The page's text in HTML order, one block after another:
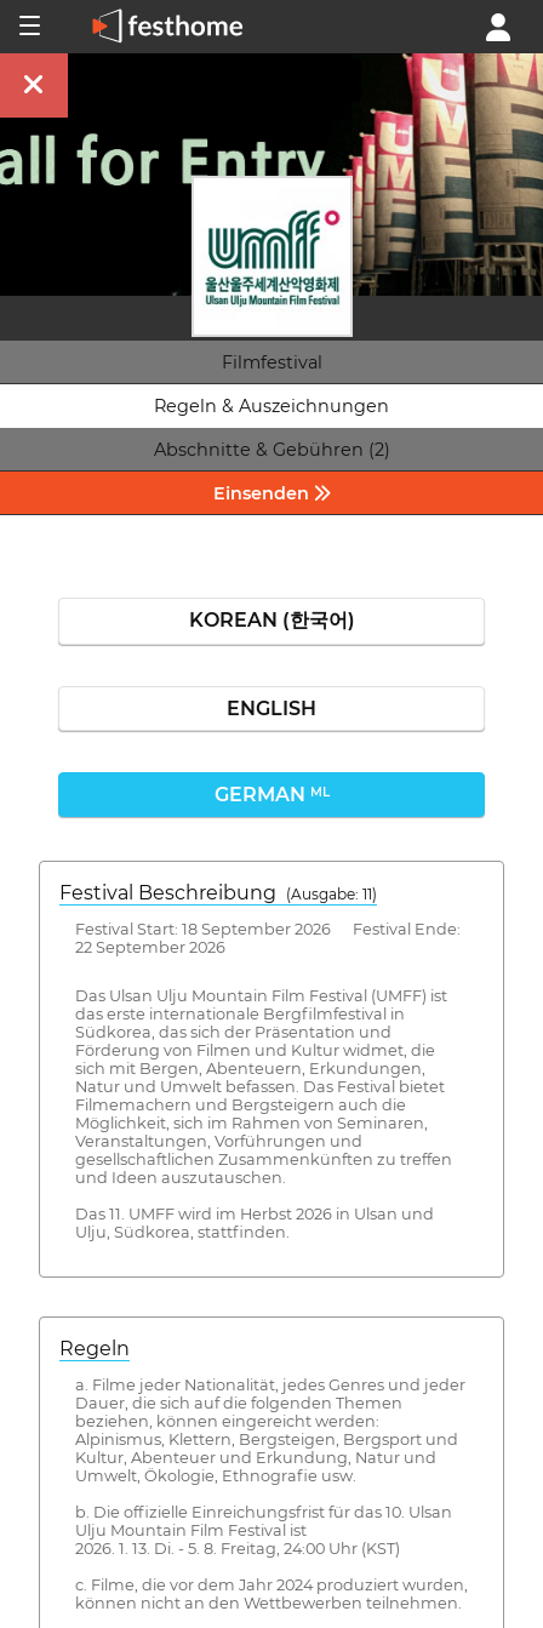
Filmfestival
Regeln & Auszeichnungen
Abschnitte & Gebühren (2)
Einsenden
KOREAN (한국어)
ENGLISH
GERMAN ML
Festival Beschreibung
(Ausgabe: 11)
Festival Start: 18 September 2026 Festival Ende:
22 September 2026
Das Ulsan Ulju Mountain Film Festival (UMFF) ist
das erste internationale Bergfilmfestival in
Südkorea, das sich der Präsentation und
Förderung von Filmen und Kultur widmet, die
sich mit Bergen, Abenteuern, Erkundungen,
Natur und Umwelt befassen. Das Festival bietet
Filmemachern und Bergsteigern auch die
Möglichkeit, sich im Rahmen von Seminaren,
Veranstaltungen, Vorführungen und
gesellschaftlichen Zusammenkünften zu treffen
und Ideen auszutauschen.
Das 11. UMFF wird im Herbst 2026 in Ulsan und
Ulju, Südkorea, stattfinden.
Regeln
a. Filme jeder Nationalität, jedes Genres und jeder
Dauer, die sich auf die folgenden Themen
beziehen, können eingereicht werden:
Alpinismus, Klettern, Bergsteigen, Bergsport und
Kultur, Abenteuer und Erkundung, Natur und
Umwelt, Ökologie, Ethnografie usw.
b. Die offizielle Einreichungsfrist für das 10. Ulsan
Ulju Mountain Film Festival ist
2026. 1. 13. Di. - 5. 8. Freitag, 24:00 Uhr (KST)
c. Filme, die vor dem Jahr 2024 produziert wurden,
können nicht an den Wettbewerben teilnehmen.